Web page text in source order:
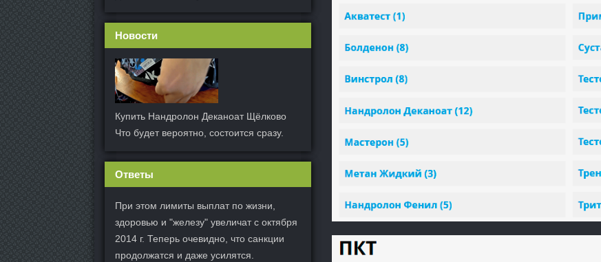
Новости
Купить Нандролон Деканоат Щёлково
Что будет вероятно, состоится сразу.
Ответы
При этом лимиты выплат по жизни,
здоровью и "железу" увеличат с октября
2014 г. Теперь очевидно, что санкции
продолжатся и даже усилятся.